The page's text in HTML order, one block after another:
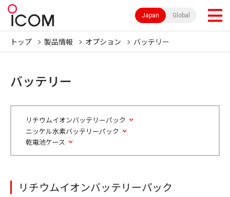
Japan Global
トップ 製品情報 オプション バッテリー
バッテリー
リチウムイオンバッテリーパック
ニッケル水素バッテリーパック
乾電池ケース
リチウムイオンバッテリーパック